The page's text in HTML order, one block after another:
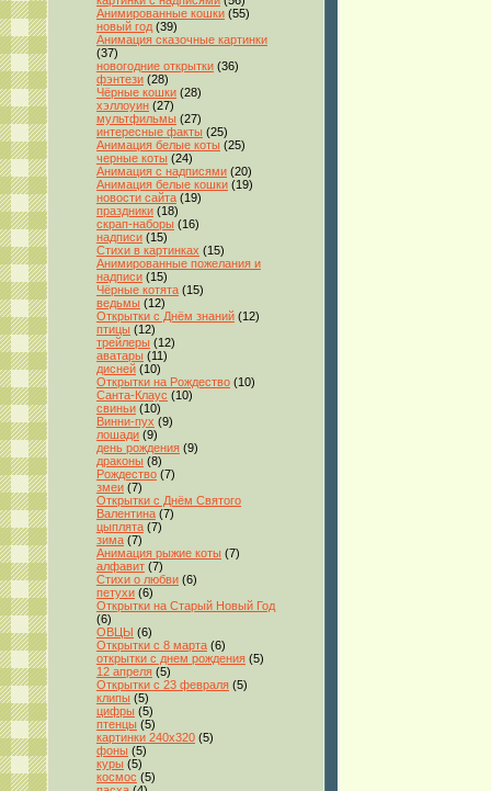
Анимированные кошки (55)
новый год (39)
Анимация сказочные картинки
(37)
новогодние открытки (36)
фэнтези (28)
Чёрные кошки (28)
хэллоуин (27)
мультфильмы (27)
интересные факты (25)
Анимация белые коты (25)
черные коты (24)
Анимация с надписями (20)
Анимация белые кошки (19)
новости сайта (19)
праздники (18)
скрап-наборы (16)
надписи (15)
Стихи в картинках (15)
Анимированные пожелания и
надписи (15)
Чёрные котята (15)
ведьмы (12)
Открытки с Днём знаний (12)
птицы (12)
трейлеры (12)
аватары (11)
дисней (10)
Открытки на Рождество (10)
Санта-Клаус (10)
свиньи (10)
Винни-пух (9)
лошади (9)
день рождения (9)
драконы (8)
Рождество (7)
змеи (7)
Открытки с Днём Святого
Валентина (7)
цыплята (7)
зима (7)
Анимация рыжие коты (7)
алфавит (7)
Стихи о любви (6)
петухи (6)
Открытки на Старый Новый Год
(6)
ОВЦЫ (6)
Открытки с 8 марта (6)
открытки с днем рождения (5)
12 апреля (5)
Открытки с 23 февраля (5)
клипы (5)
цифры (5)
птенцы (5)
картинки 240x320 (5)
фоны (5)
куры (5)
космос (5)